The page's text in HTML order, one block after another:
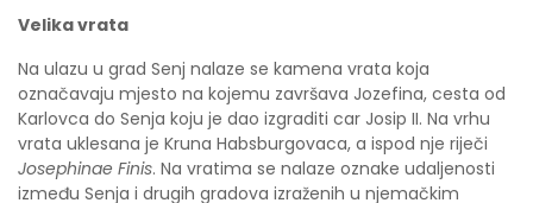
Velika vrata
Na ulazu u grad Senj nalaze se kamena vrata koja
označavaju mjesto na kojemu završava Jozefina, cesta od
Karlovca do Senja koju je dao izgraditi car Josip II. Na vrhu
vrata uklesana je Kruna Habsburgovaca, a ispod nje riječi
Josephinae Finis. Na vratima se nalaze oznake udaljenosti
između Senja i drugih gradova izraženih u njemačkim